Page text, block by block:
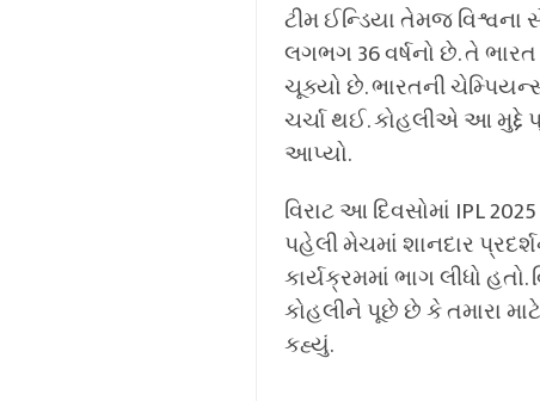
ટીમ ઈન્ડિયા તેમજ વિશ્વના
લગભગ 36 વર્ષનો છે. તે
ચૂક્યો છે. ભારતની ચેમ્પિયન્સ
ચર્ચા થઈ. કોહલીએ આ મુદ્દે
આપ્યો.
વિરાટ આ દિવસોમાં IPL
પહેલી મેચમાં શાનદાર
કાર્યક્રમમાં ભાગ લીધો
કોહલીને પૂછે છે કે તમારા
કહ્યું.